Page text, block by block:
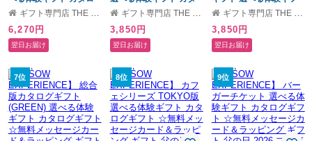
グギフト ☆無料メッセ
ギフト 父の日 2026 プレ
ゼント
ギフト専門店 THE WOW
6,270円
翌日お届け
ログギフト ☆無料メッ
グ ギフト 父の日 2026
プレゼント
ギフト専門店 THE WOW
3,850円
翌日お届け
ト ☆無料メッセージカ
ト 父の日 2026 プレゼン
ト
ギフト専門店 THE WOW
3,850円
翌日お届け
7位 8位 9位